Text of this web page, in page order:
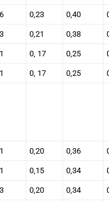
0,23 0,40
0,21 0,38
0, 17 0,25
0, 17 0,25
0,20 0,36
0,15 0,34
0,20 0,34